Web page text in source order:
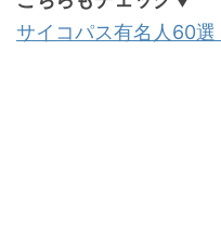
サイコパス有名人60